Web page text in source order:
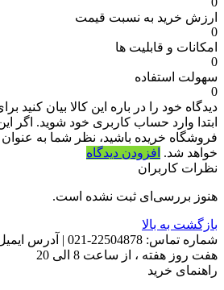
ارزش خرید به نسبت قیمت
0
امکانات و قابلیت ها
0
سهولت استفاده
0
دیدگاه خود را در باره این کالا بیان کنید
ابتدا وارد حساب کاربری خود شوید. اگر
فروشگاه خریده باشید، نظر شما به
خواهد شد. افزودن دیدگاه
نظرات کاربران
هنوز بررسی‌ای ثبت نشده است.
بازگشت به بالا
شماره تماس: 22504878-021
| آدرس
هفت روز هفته ، از ساعت 8 الی 20
راهنمای خرید